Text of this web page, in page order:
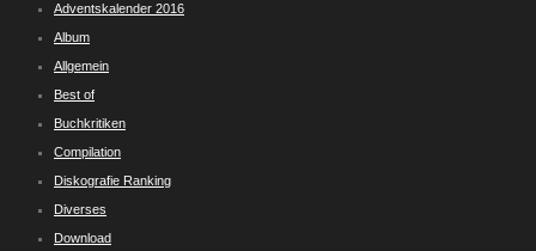
Adventskalender 2016
Album
Allgemein
Best of
Buchkritiken
Compilation
Diskografie Ranking
Diverses
Download